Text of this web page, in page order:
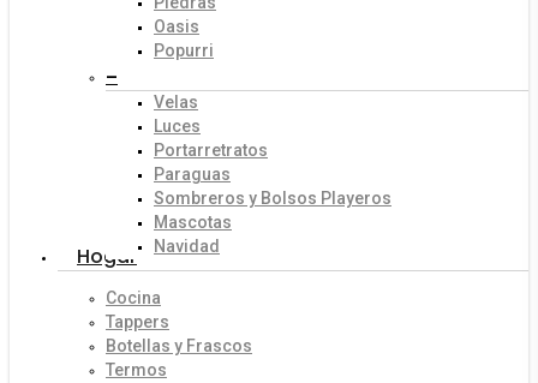
Oasis
Popurri
–
Velas
Luces
Portarretratos
Paraguas
Sombreros y Bolsos Playeros
Mascotas
Navidad
Hogar
Cocina
Tappers
Botellas y Frascos
Termos